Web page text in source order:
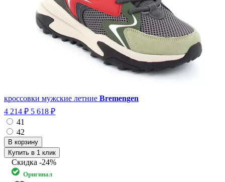
кроссовки мужские летние Bremengen
4 214 ₽ 5 618 ₽
41
42
Купить в 1 клик
Скидка -24%
Оригинал